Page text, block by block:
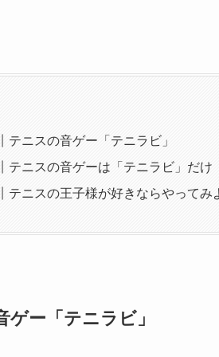
テニスの音ゲー「テニラビ」
テニスの音ゲーは「テニラビ」だけ
テニスの王子様が好きならやってみ
ゲー「テニラビ」